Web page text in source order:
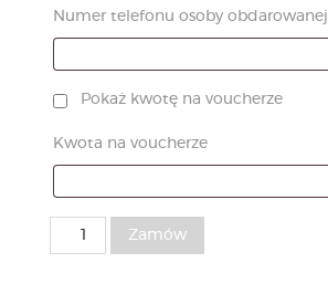
Numer telefonu osoby obdarowanej
Pokaż kwotę na voucherze
Kwota na voucherze
ilość
Zamów